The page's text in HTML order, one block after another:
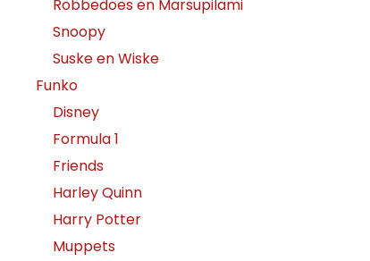
Robbedoes en Marsupilami
Snoopy
Suske en Wiske
Funko
Disney
Formula 1
Friends
Harley Quinn
Harry Potter
Muppets